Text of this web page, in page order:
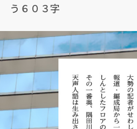
う６０３字